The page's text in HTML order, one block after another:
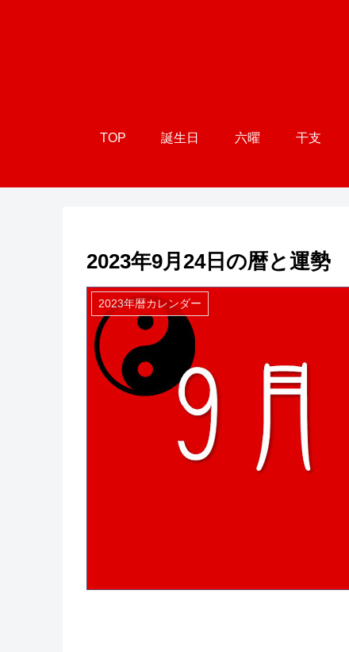
TOP 誕生日 六曜 干支
2023年9月24日の暦と運勢
2023年暦カレンダー